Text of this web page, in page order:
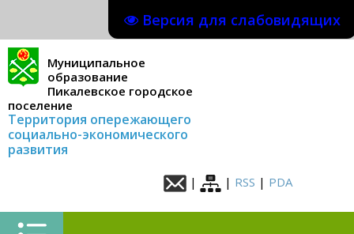
Версия для слабовидящих
Муниципальное
образование
Пикалевское городское
поселение
Территория опережающего
социально-экономического
развития
| | RSS | PDA